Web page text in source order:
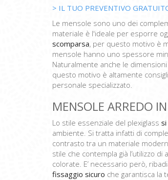
> IL TUO PREVENTIVO
Le mensole sono uno dei
materiale è l'ideale per esporre
scomparsa, per questo motivo è
mensole hanno uno spessore
Naturalmente anche le
questo motivo è altamente
personale specializzato.
MENSOLE ARREDO
Lo stile essenziale del plexiglass
ambiente. Si tratta infatti di
contrasto tra un materiale
stile che contempla già l’utilizzo
colorate. E’ necessario però,
fissaggio sicuro che garantisca la